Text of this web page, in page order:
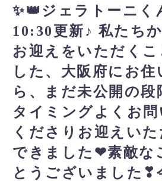
✨👑ジェラトーニく
10:30更新♪ 私たち
お迎えをいただくこ
した、大阪府にお住
ら、まだ未公開の段
タイミングよくお問
くださりお迎えい
できました❤素敵な
とうございました❣